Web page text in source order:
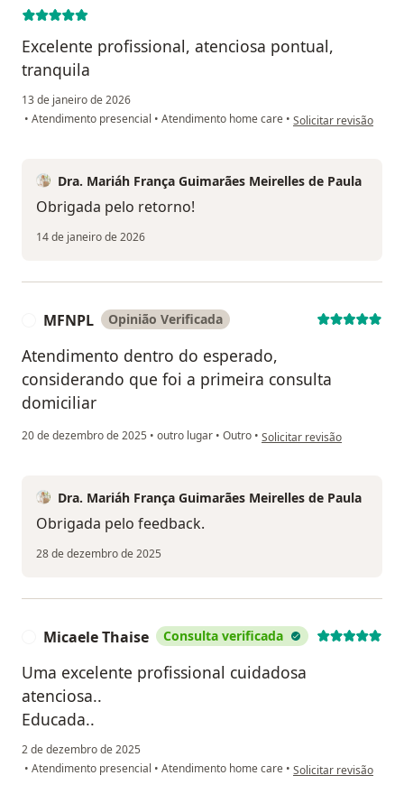
Excelente profissional, atenciosa pontual,
tranquila
13 de janeiro de 2026
• Atendimento presencial • Atendimento home care • na opinião do
Solicitar revisão
Dra. Mariáh França Guimarães Meirelles de Paula
Obrigada pelo retorno!
14 de janeiro de 2026
MFNPL Opinião Verificada
Atendimento dentro do esperado,
considerando que foi a primeira consulta
domiciliar
20 de dezembro de 2025 • outro lugar • Outro • na opinião do utilizador
Solicitar revisão
Dra. Mariáh França Guimarães Meirelles de Paula
Obrigada pelo feedback.
28 de dezembro de 2025
Micaele Thaise Consulta verificada
Uma excelente profissional cuidadosa
atenciosa..
Educada..
2 de dezembro de 2025
• Atendimento presencial • Atendimento home care • na opinião do
Solicitar revisão